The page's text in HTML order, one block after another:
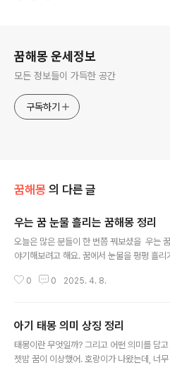
꿈해몽 운세정보
모든 정보들이 가득한 공간
구독하기
꿈해몽 의 다른 글
우는 꿈 눈물 흘리는 꿈해몽 정리
오늘은 많은 분들이 한 번쯤 꿔보셨을 우는 꿈
야기해보려고 해요. 꿈에서 눈물을 펑펑 흘리
또 어떤 분들은 억울해서 울기도 합니다. 꿈속
이 우는 꿈, 눈물만 흐르는 꿈 등 다양한 상황
을 정리해봤어요. 실제로 현실과 반대로 해
많으니, 재밌게 읽어보시고 내 감정도 한 번 돌
0 0 2025. 4. 8.
아기 태몽 의미 상징 정리
태몽이란 무엇일까? 그리고 어떤 의미를 담고
젯밤 꿈이 이상했어. 호랑이가 나왔는데, 너무